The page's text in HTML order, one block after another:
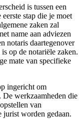
is tussen een
stap die je moet
zaken zal
name aan adviezen
notaris daartegenover
op de notariële zaken.
mate van specifieke
ingericht om
De werkzaamheden die
van
jurist worden gedaan.